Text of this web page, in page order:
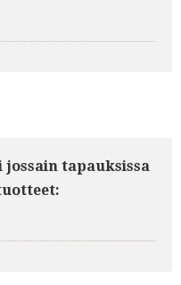
tapauksissa